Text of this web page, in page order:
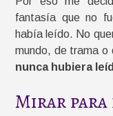
fantasía que no
había leído. No
mundo, de trama o
nunca hubiera
Mirar